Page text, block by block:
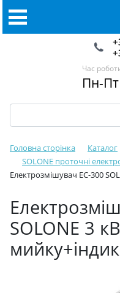
Час
Пн-
Головна сторінка Каталог
SOLONE проточні
Електрозмішувач EC-300
SOLONE 3